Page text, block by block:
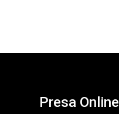
Presa Online